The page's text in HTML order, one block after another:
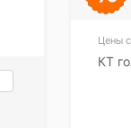
Цены
КТ